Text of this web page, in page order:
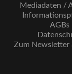
Mediadaten /
AGBs
Zum Newsletter